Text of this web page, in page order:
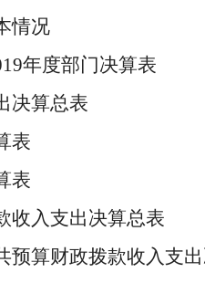
情况
年度部门决算表
决算总表
表
表
收入支出决算总表
预算财政拨款收入支